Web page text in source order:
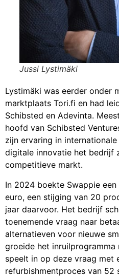
Jussi Lystimäki
Lystimäki was eerder onder
marktplaats Tori.fi en had
Schibsted en Adevinta.
hoofd van Schibsted
zijn ervaring in
digitale innovatie het bedrijf
competitieve markt.
In 2024 boekte Swappie
euro, een stijging van 20
jaar daarvoor. Het bedrijf
toenemende vraag naar
alternatieven voor nieuwe
groeide het inruilprogramma
speelt in op deze vraag met
refurbishmentproces van 52